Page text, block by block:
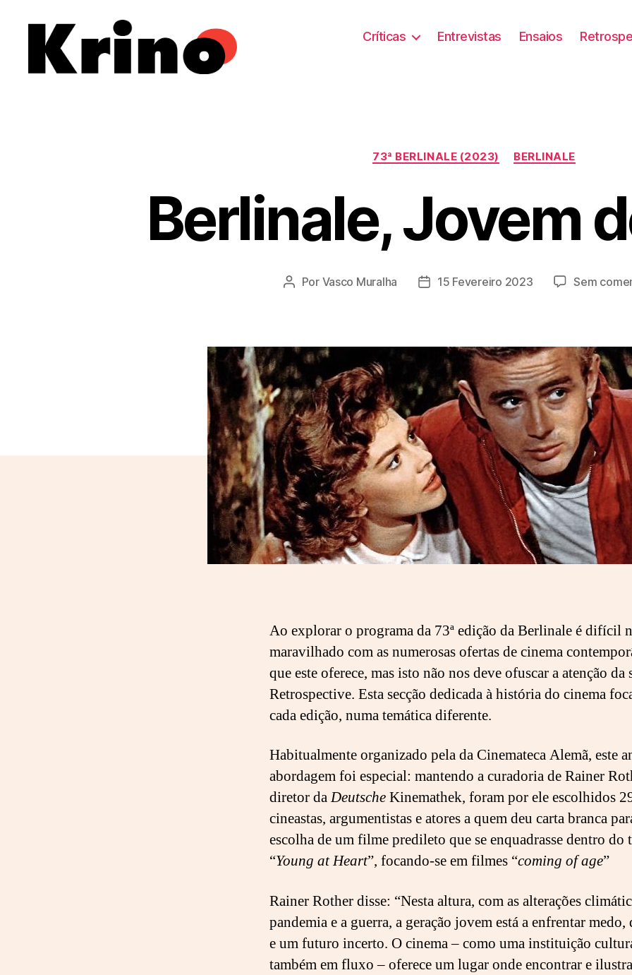
Críticas Entrevistas Ensaios
Categorias
73ª BERLINALE (2023) BERLINALE
Berlinale, Jovem
Autor
Por Vasco Muralha
Data15 Fevereiro 2023 Sem
Ao explorar o programa da 73ª edição da Berlinale é difícil
maravilhado com as numerosas ofertas de cinema
que este oferece, mas isto não nos deve ofuscar a atenção da
Retrospective. Esta secção dedicada à história do cinema
cada edição, numa temática diferente.
Habitualmente organizado pela da Cinemateca Alemã, este
abordagem foi especial: mantendo a curadoria de Rainer
diretor daDeutscheKinemathek, foram por ele escolhidos
cineastas, argumentistas e atores a quem deu carta branca
escolha de um filme predileto que se enquadrasse dentro do
“Young at Heart”, focando-se em filmes “coming of age”
Rainer Rother disse: “Nesta altura, com as alterações
pandemia e a guerra, a geração jovem está a enfrentar
e um futuro incerto. O cinema – como uma instituição
também em fluxo – oferece um lugar onde encontrar e